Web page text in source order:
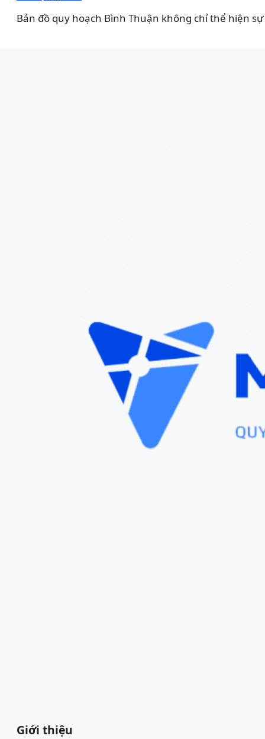
Bản đồ quy hoạch Bình Thuận không chỉ thể hiện
Giới thiệu